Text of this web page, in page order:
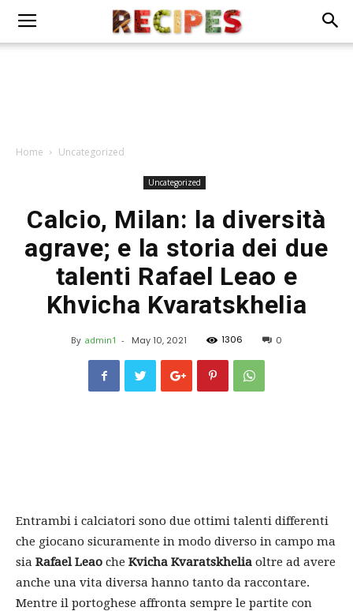
Home Uncategorized
Uncategorized
Calcio, Milan: la diversità
agrave; e la storia dei due
talenti Rafael Leao e
Khvicha Kvaratskhelia
By admin1 - May 10, 2021 1306 0
Entrambi i calciatori sono due ottimi talenti differenti
che giocano sicuramente in modo diverso in campo ma
sia Rafael Leao che Kvicha Kvaratskhelia oltre ad avere
anche una vita diversa hanno tanto da raccontare.
Mentre il portoghese affronta sempre le partite con